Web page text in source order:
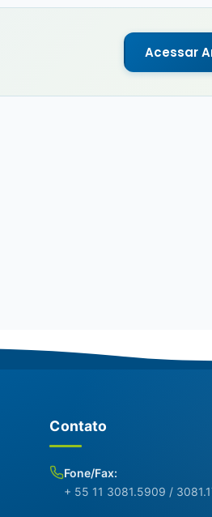
Acessar
Contato
Fone/Fax:
+ 55 11 3081.5909 /